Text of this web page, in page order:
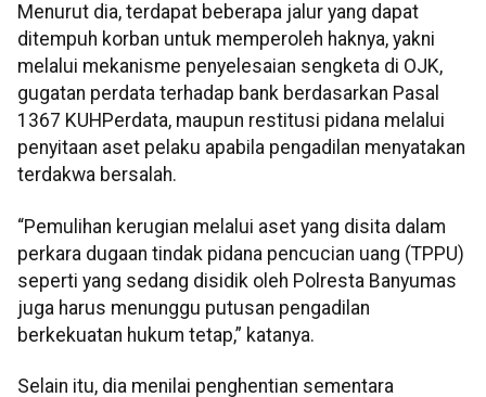
Menurut dia, terdapat beberapa jalur yang dapat
ditempuh korban untuk memperoleh haknya, yakni
melalui mekanisme penyelesaian sengketa di OJK,
gugatan perdata terhadap bank berdasarkan Pasal
1367 KUHPerdata, maupun restitusi pidana melalui
penyitaan aset pelaku apabila pengadilan menyatakan
terdakwa bersalah.
“Pemulihan kerugian melalui aset yang disita dalam
perkara dugaan tindak pidana pencucian uang (TPPU)
seperti yang sedang disidik oleh Polresta Banyumas
juga harus menunggu putusan pengadilan
berkekuatan hukum tetap,” katanya.
Selain itu, dia menilai penghentian sementara